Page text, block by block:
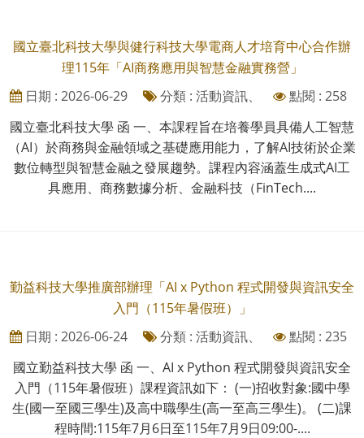
國立臺北科技大學與健行科技大學電商人才培育中心合作辦
理115年「AI商務應用與智慧金融實務營」
日期 : 2026-06-29
分類 : 活動資訊、
點閱 : 258
國立臺北科技大學 函 一、本課程旨在培養學員具備人工智慧
（AI）於商務與金融領域之基礎應用能力，了解AI技術於企業
數位轉型與智慧金融之發展趨勢。課程內容涵蓋生成式AI工
具應用、商務數據分析、金融科技（FinTech....
勤益科技大學推廣部辦理「AI x Python 程式開發與資訊安全
入門（115年暑假班）」
日期 : 2026-06-24
分類 : 活動資訊、
點閱 : 235
國立勤益科技大學 函 一、AI x Python 程式開發與資訊安全
入門（115年暑假班）課程資訊如下： (一)招收對象:國中學
生(國一至國三學生)及高中職學生(高一至高三學生)。 (二)課
程時間:115年7月6日至115年7月9日09:00-....